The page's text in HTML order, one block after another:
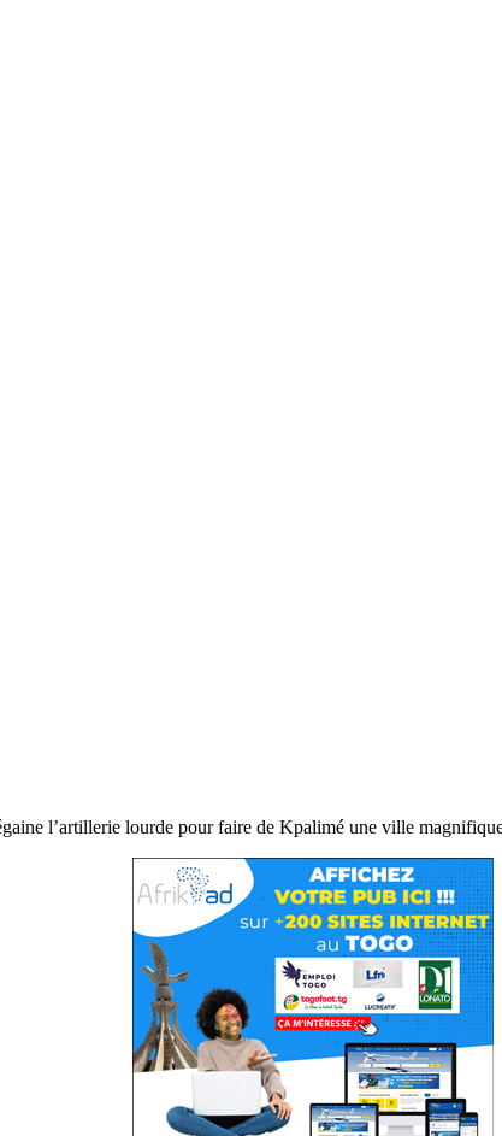
l’artillerie lourde pour faire de Kpalimé une ville